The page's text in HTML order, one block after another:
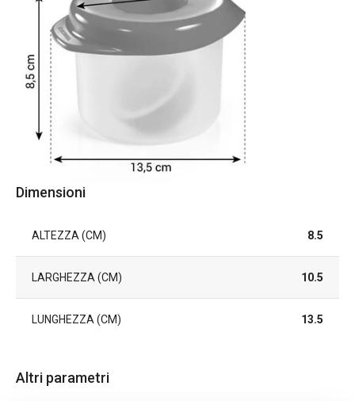
Dimensioni
ALTEZZA (CM) 8.5
LARGHEZZA (CM) 10.5
LUNGHEZZA (CM) 13.5
Altri parametri